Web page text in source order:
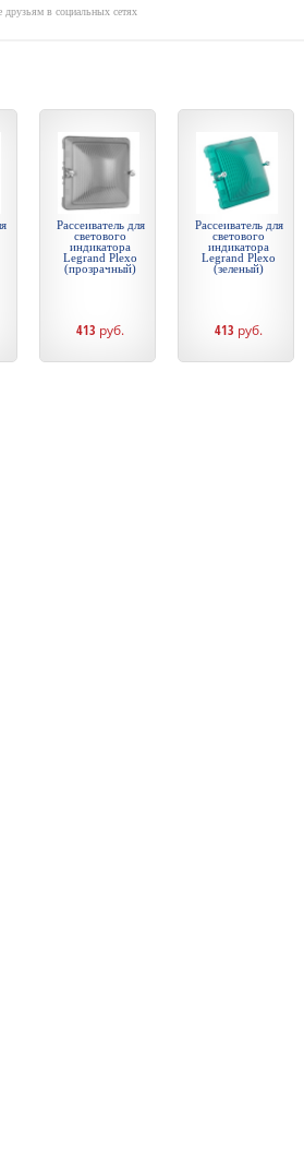
в социальных сетях
Рассеиватель для
светового
индикатора
Legrand Plexo
(прозрачный)
413 руб.
Рассеиватель для
светового
индикатора
Legrand Plexo
(зеленый)
413 руб.